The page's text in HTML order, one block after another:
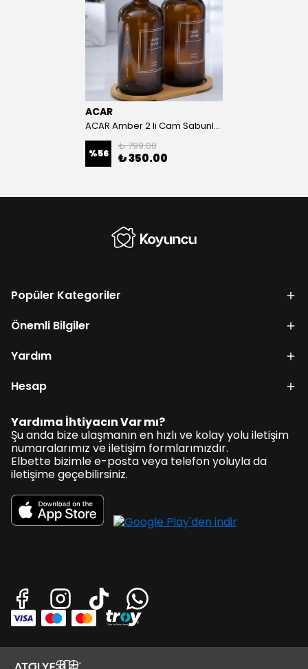
ACAR
ACAR Amber 2 li Cam Sabunluk Sti Ahşap Standlı
%56
₺ 799.00
₺ 350.00
Popüler Kategoriler
Önemli Bilgiler
Yardım
Hesap
Yardıma İhtiyacın Var mı?
Şu anda bize ulaşmanın en hızlı ve kolay yolu iletişim
numaralarımız ve iletişim formlarımızdır.
Elbette bizimle e-posta veya telefon yoluyla da
iletişime geçebilirsiniz.